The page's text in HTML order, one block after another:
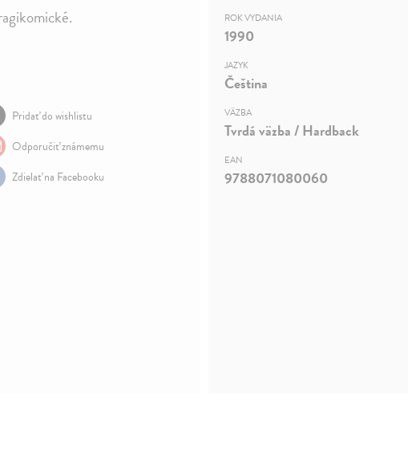
Pridať do wishlistu
Odporučiť známemu
Zdielať na Facebooku
ROK VYDANIA
1990
JAZYK
Čeština
VÄZBA
Tvrdá väzba / Hardback
EAN
9788071080060